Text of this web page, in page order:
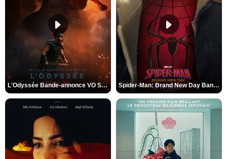
L'Odyssée Bande-annonce VO STFR Spider-Man: Brand New Day Bande-annonce VO STFR